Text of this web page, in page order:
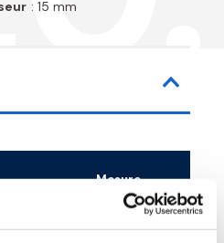
: 15 mm
Mesure
225 mm x 100 mm